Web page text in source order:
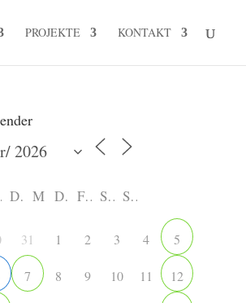
PROJEKTE KONTAKT
M D M D F S S
31 1 2 3 4 5
7 8 9 10 11 12